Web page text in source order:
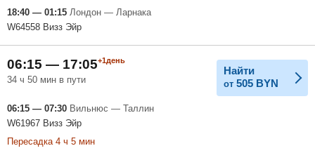
18:40 — 01:15 Лондон — Ларнака
W64558 Визз Эйр
06:15 — 17:05+1день
34 ч 50 мин в пути
Найти
от 505 BYN
06:15 — 07:30 Вильнюс — Таллин
W61967 Визз Эйр
Пересадка 4 ч 5 мин